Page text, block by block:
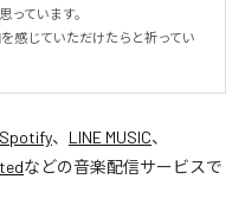
っています。
感じていただけたらと祈ってい
Spotify、 LINE MUSIC、
などの音楽配信サービスで